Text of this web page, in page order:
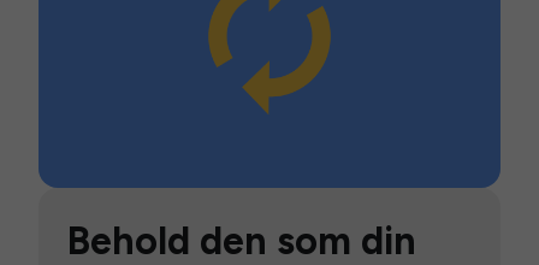
Behold den som din